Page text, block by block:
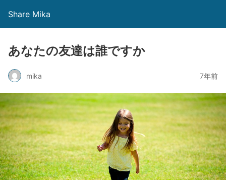
Share Mika
あなたの友達は誰ですか
mika 7年前